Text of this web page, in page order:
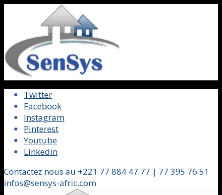
Twitter
Facebook
Instagram
Pinterest
Youtube
Linkedin
Contactez nous au +221 77 884 47 77 | 77 395 76 51
infos@sensys-afric.com